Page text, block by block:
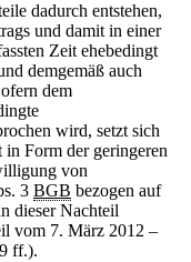
dadurch entstehen,
und damit in einer
Zeit ehebedingt
demgemäß auch
dem
wird, setzt sich
in Form der geringeren
von
3 BGB bezogen auf
dieser Nachteil
vom 7. März 2012 –
ff.).